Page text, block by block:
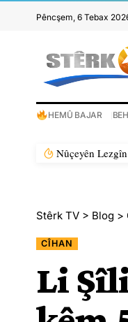
Pêncşem, 6 Tebax
HEMÛ BAJAR
Nûçeyên Lezgîn
Stêrk TV > Blog >
CÎHAN
Li